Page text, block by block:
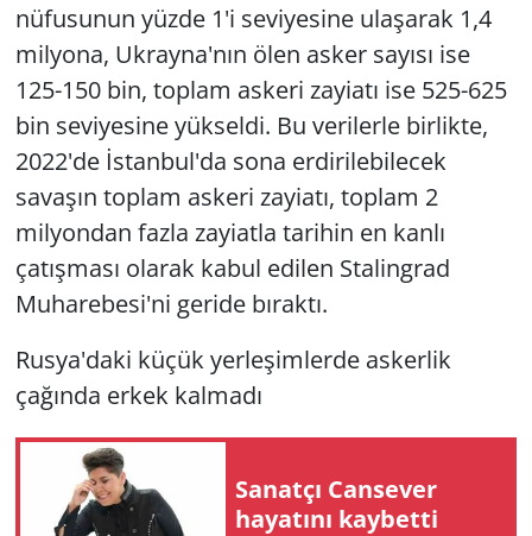
nüfusunun yüzde 1'i seviyesine ulaşarak 1,4
milyona, Ukrayna'nın ölen asker sayısı ise
125-150 bin, toplam askeri zayiatı ise 525-625
bin seviyesine yükseldi. Bu verilerle birlikte,
2022'de İstanbul'da sona erdirilebilecek
savaşın toplam askeri zayiatı, toplam 2
milyondan fazla zayiatla tarihin en kanlı
çatışması olarak kabul edilen Stalingrad
Muharebesi'ni geride bıraktı.
Rusya'daki küçük yerleşimlerde askerlik
çağında erkek kalmadı
Sanatçı Cansever
hayatını kaybetti